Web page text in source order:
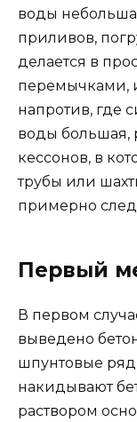
воды
приливов,
делается в
перемычками,
напротив, где
воды большая,
кессонов, в
трубы или
примерно
Первый
В первом
выведено
шпунтовые
накидывают
раствором